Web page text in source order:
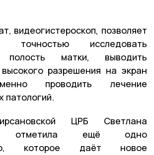
видеогистероскоп, позволяет
исследовать
полость матки, выводить
разрешения на экран
проводить лечение
патологий.
ЦРБ Светлана
отметила ещё одно
которое даёт новое